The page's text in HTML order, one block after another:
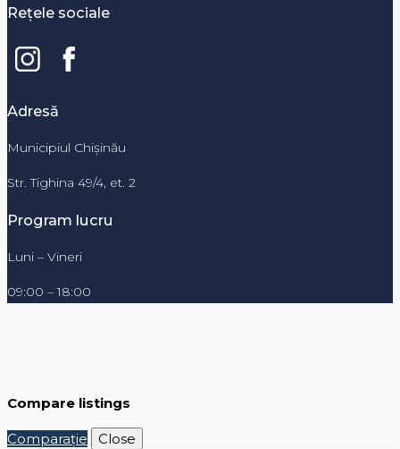
Rețele sociale
Adresă
Municipiul Chișinău
Str. Tighina 49/4, et. 2
Program lucru
Luni – Vineri
09:00 – 18:00
Compare listings
Comparaţie
Close